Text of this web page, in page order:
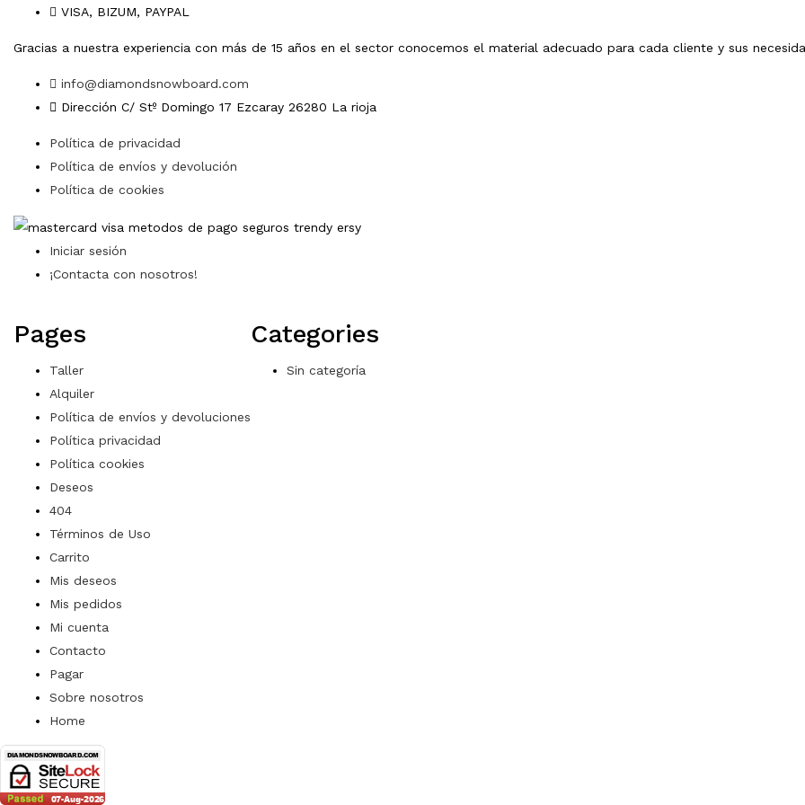
VISA, BIZUM, PAYPAL
Gracias a nuestra experiencia con más de 15 años en el sector conocemos el material adecuado para cada cliente y sus
info@diamondsnowboard.com
Dirección C/ Stº Domingo 17 Ezcaray 26280 La rioja
Política de privacidad
Política de envíos y devolución
Política de cookies
Iniciar sesión
¡Contacta con nosotros!
Pages
Taller
Alquiler
Política de envíos y devoluciones
Política privacidad
Política cookies
Deseos
404
Términos de Uso
Carrito
Mis deseos
Mis pedidos
Mi cuenta
Contacto
Pagar
Sobre nosotros
Home
Categories
Sin categoría